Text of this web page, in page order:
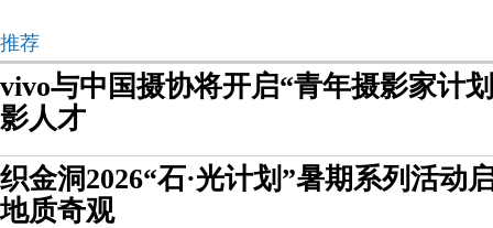
推荐
vivo与中国摄协将开启“青年摄影家计
影人才
织金洞2026“石·光计划”暑期系列活动
地质奇观